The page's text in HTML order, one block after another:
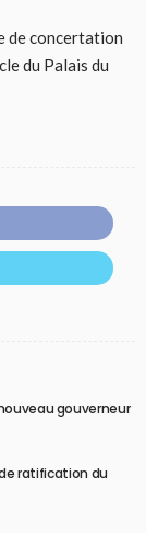
de concertation
du Palais du
gouverneur
ratification du